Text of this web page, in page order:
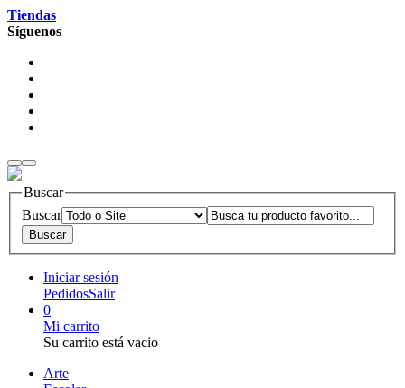
Tiendas
Síguenos
Buscar
Buscar
Iniciar sesión
PedidosSalir
0
Mi carrito
Su carrito está vacio
Arte